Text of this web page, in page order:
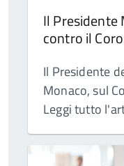
Il Presidente
contro il
Il Presidente
Monaco, sul
Leggi tutto